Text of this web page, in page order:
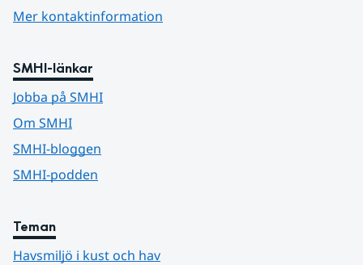
Mer kontaktinformation
SMHI-länkar
Jobba på SMHI
Om SMHI
SMHI-bloggen
SMHI-podden
Teman
Havsmiljö i kust och hav